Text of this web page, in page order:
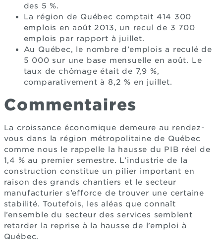
des 5 %.
La région de Québec comptait 414 300
emplois en août 2013, un recul de 3 700
emplois par rapport à juillet.
Au Québec, le nombre d’emplois a reculé de
5 000 sur une base mensuelle en août. Le
taux de chômage était de 7,9 %,
comparativement à 8,2 % en juillet.
Commentaires
La croissance économique demeure au rendez-
vous dans la région métropolitaine de Québec
comme nous le rappelle la hausse du PIB réel de
1,4 % au premier semestre. L’industrie de la
construction constitue un pilier important en
raison des grands chantiers et le secteur
manufacturier s’efforce de trouver une certaine
stabilité. Toutefois, les aléas que connaît
l’ensemble du secteur des services semblent
retarder la reprise à la hausse de l’emploi à
Québec.